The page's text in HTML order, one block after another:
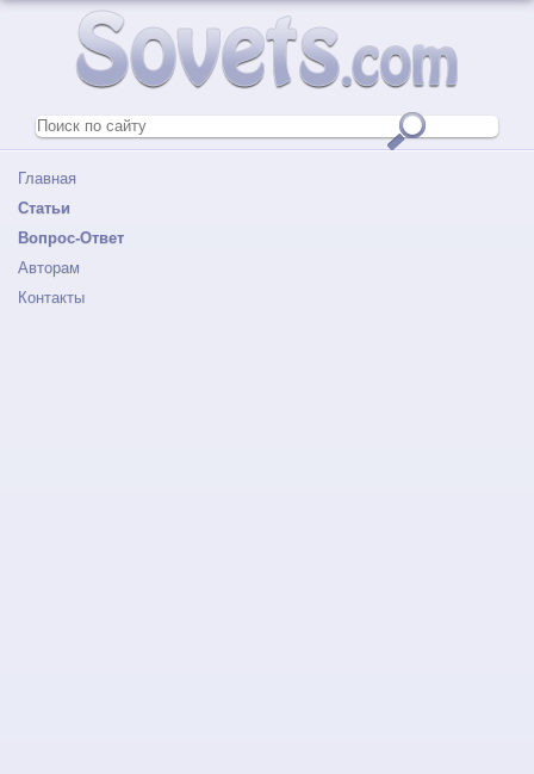
Главная
Статьи
Вопрос-Ответ
Авторам
Контакты